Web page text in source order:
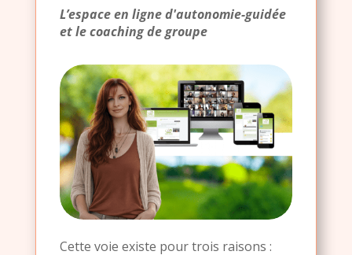
L’espace en ligne d'autonomie-guidée
et le coaching de groupe
Cette voie existe pour trois raisons :